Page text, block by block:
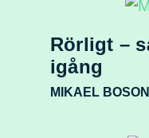
Rörligt –
igång
MIKAEL